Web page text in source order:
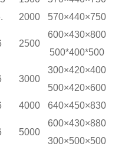
2000 570×440×750
2500
600×430×800
500*400*500
3000
300×420×400
500×420×600
4000 640×450×830
5000
600×430×880
300×500×500